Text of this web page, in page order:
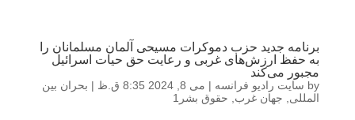
برنامه جدید حزب دموکرات مسیحی آلمان مسلمانان را
به حفظ ارزش‌های غربی و رعایت حق حیات اسرائیل
مجبور می‌کند
by سایت رادیو فرانسه | می 8, 2024 8:35 ق.ظ | بحران بین
المللی, جهان غرب, حقوق بشر1